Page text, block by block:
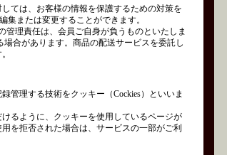
ては、お客様の情報を保護するための対策を
集または変更することができます。
理責任は、会員ご自身が負うものといたしま
合があります。商品の配送サービスを委託し
管理する技術をクッキー（Cockies）といいま
るように、クッキーを使用しているページが
を拒否された場合は、サービスの一部がご利